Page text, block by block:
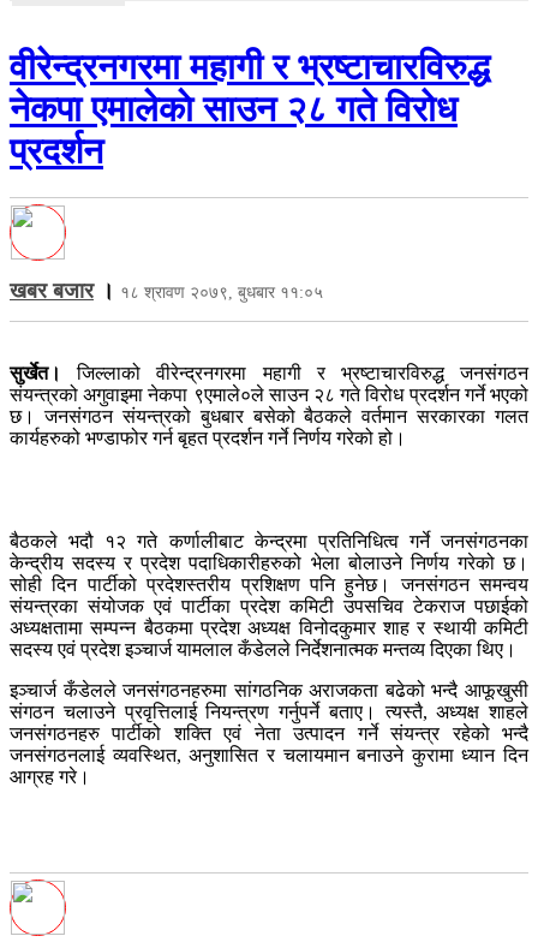
वीरेन्द्रनगरमा महागी र भ्रष्टाचारविरुद्ध
नेकपा एमालेकाे साउन २८ गते विरोध
प्रदर्शन
खबर बजार। १८ श्रावण २०७९, बुधबार ११:०५
सुर्खेत।
जिल्लाको वीरेन्द्रनगरमा महागी र भ्रष्टाचारविरुद्ध जनसंगठन
संयन्त्रको अगुवाइमा नेकपा ९एमाले०ले साउन २८ गते विरोध प्रदर्शन गर्ने भएको
छ। जनसंगठन संयन्त्रको बुधबार बसेको बैठकले वर्तमान सरकारका गलत
कार्यहरुको भण्डाफोर गर्न बृहत प्रदर्शन गर्ने निर्णय गरेको हो।
बैठकले भदौ १२ गते कर्णालीबाट केन्द्रमा प्रतिनिधित्व गर्ने जनसंगठनका
केन्द्रीय सदस्य र प्रदेश पदाधिकारीहरुको भेला बोलाउने निर्णय गरेको छ।
सोही दिन पार्टीको प्रदेशस्तरीय प्रशिक्षण पनि हुनेछ। जनसंगठन समन्वय
संयन्त्रका संयोजक एवं पार्टीका प्रदेश कमिटी उपसचिव टेकराज पछाईको
अध्यक्षतामा सम्पन्न बैठकमा प्रदेश अध्यक्ष विनोदकुमार शाह र स्थायी कमिटी
सदस्य एवं प्रदेश इञ्चार्ज यामलाल कँडेलले निर्देशनात्मक मन्तव्य दिएका थिए।
इञ्चार्ज कँडेलले जनसंगठनहरुमा सांगठनिक अराजकता बढेको भन्दै आफूखुसी
संगठन चलाउने प्रवृत्तिलाई नियन्त्रण गर्नुपर्ने बताए। त्यस्तै, अध्यक्ष शाहले
जनसंगठनहरु पार्टीको शक्ति एवं नेता उत्पादन गर्ने संयन्त्र रहेको भन्दै
जनसंगठनलाई व्यवस्थित, अनुशासित र चलायमान बनाउने कुरामा ध्यान दिन
आग्रह गरे।